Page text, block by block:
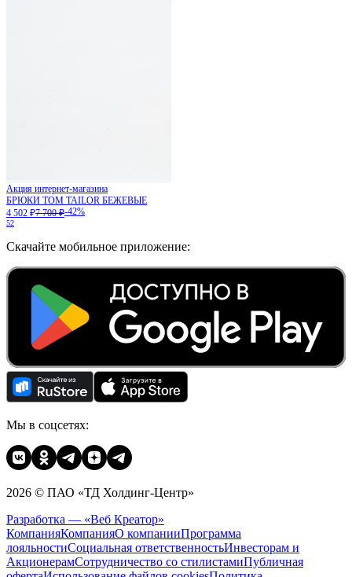
Акция интернет-магазина
БРЮКИ TOM TAILOR БЕЖЕВЫЕ
4 502 ₽7 700 ₽-42%
52
Скачайте мобильное приложение:
Мы в соцсетях:
2026 © ПАО «ТД Холдинг-Центр»
Разработка — «Веб Креатор»
КомпанияКомпанияО компанииПрограмма
лояльностиСоциальная ответственностьИнвесторам и
АкционерамСотрудничество со стилистамиПубличная